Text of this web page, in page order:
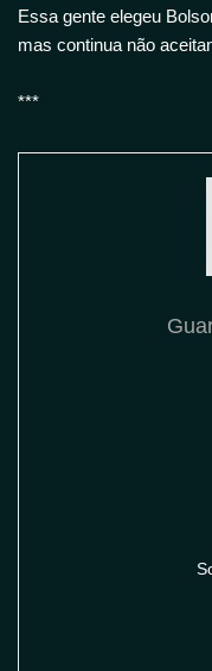
Essa gente elegeu
mas continua não
***